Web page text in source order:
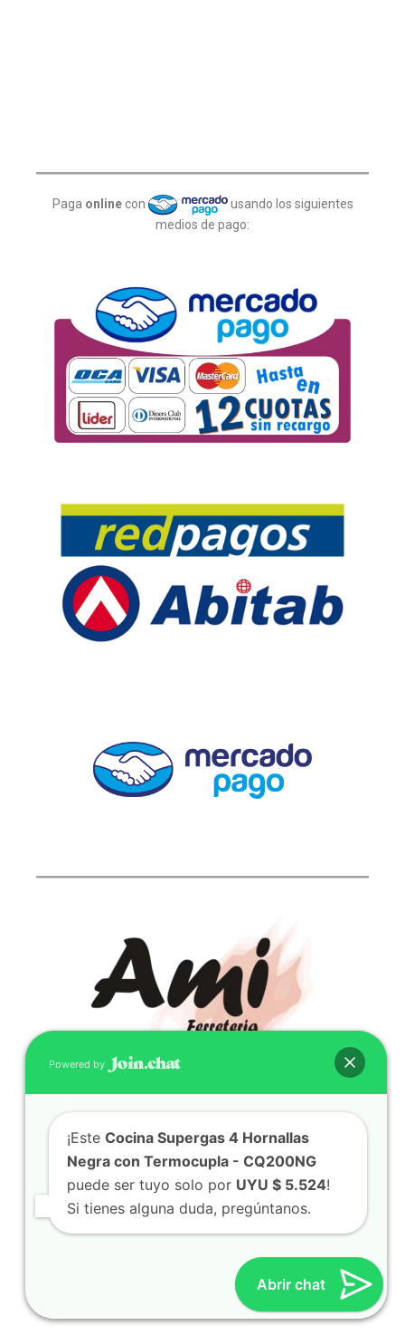
Paga online con
usando los siguientes
medios de pago:
CONTACTO
(598) 099 466 212
correo@ferreami.com.uy
099 466 212
Facebook
Instagram
© 2021 – Ferretería AMI – Canelones, Uruguay | Creado
Viajar, Sudamérica en Auto
Powered by
¡Este Cocina Supergas 4 Hornallas
Negra con Termocupla - CQ200NG
puede ser tuyo solo por UYU $ 5.524!
Si tienes alguna duda, pregúntanos.
Abrir chat